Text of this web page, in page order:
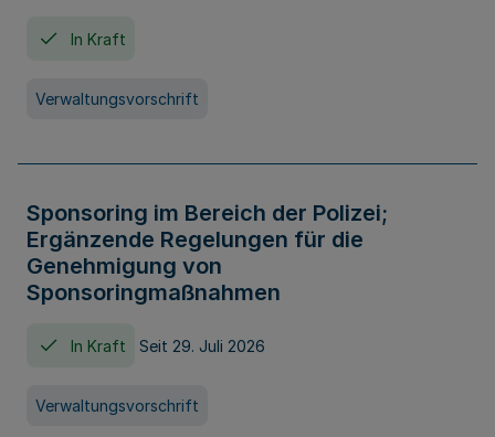
In Kraft
Verwaltungsvorschrift
Sponsoring im Bereich der Polizei;
Ergänzende Regelungen für die
Genehmigung von
Sponsoringmaßnahmen
In Kraft Seit 29. Juli 2026
Verwaltungsvorschrift